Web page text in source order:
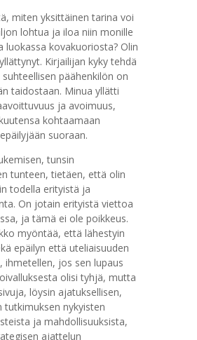
miten yksittäinen tarina voi
lohtua ja iloa niin monille
luokassa kovakuoriosta? Olin
Kirjailijan kyky tehdä
päähenkilön on
taidostaan. Minua yllätti
ja avoimuus,
kohtaamaan
suoraan.
tunsin
tunteen, tietäen, että olin
todella erityistä ja
On jotain erityistä viettoa
ja tämä ei ole poikkeus.
myöntää, että lähestyin
epäilyn että uteliaisuuden
ihmetellen, jos sen lupaus
olisi tyhjä, mutta
löysin ajatuksellisen,
tutkimuksen nykyisten
ja mahdollisuuksista,
ajattelun